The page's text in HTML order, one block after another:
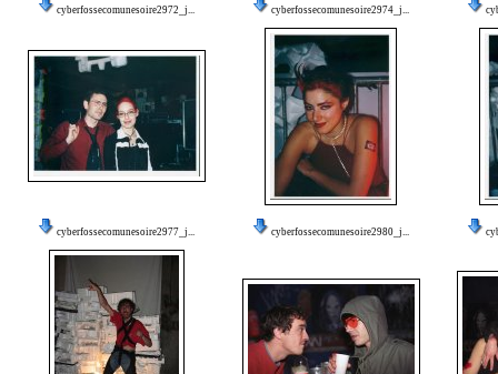
cyberfossecomunesoire2972_j... cyberfossecomunesoire2974_j...
cyberfossecomunesoire2977_j... cyberfossecomunesoire2980_j...